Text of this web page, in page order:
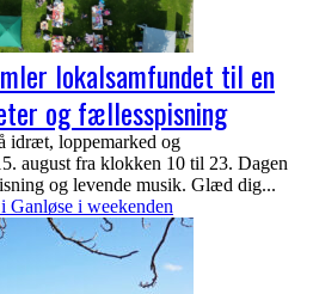
lokalsamfundet til en
og fællesspisning
idræt, loppemarked og
august fra klokken 10 til 23. Dagen
og levende musik. Glæd dig...
Ganløse i weekenden